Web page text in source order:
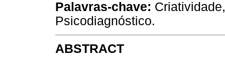
Palavras-chave:
Psicodiagnóstico.
ABSTRACT